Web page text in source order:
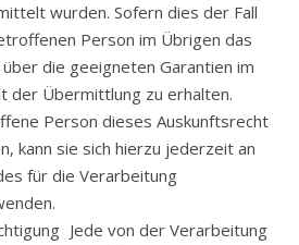
wurden. Sofern dies der Fall
Person im Übrigen das
die geeigneten Garantien im
der Übermittlung zu erhalten.
Person dieses Auskunftsrecht
kann sie sich hierzu jederzeit an
für die Verarbeitung
Jede von der Verarbeitung